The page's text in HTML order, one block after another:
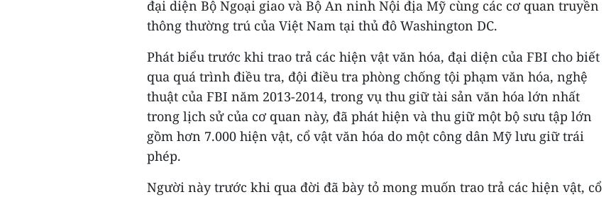
đại diện Bộ Ngoại giao và Bộ An ninh Nội địa Mỹ cùng các cơ quan truyền
thông thường trú của Việt Nam tại thủ đô Washington DC.
Phát biểu trước khi trao trả các hiện vật văn hóa, đại diện của FBI cho biết
qua quá trình điều tra, đội điều tra phòng chống tội phạm văn hóa, nghệ
thuật của FBI năm 2013-2014, trong vụ thu giữ tài sản văn hóa lớn nhất
trong lịch sử của cơ quan này, đã phát hiện và thu giữ một bộ sưu tập lớn
gồm hơn 7.000 hiện vật, cổ vật văn hóa do một công dân Mỹ lưu giữ trái
phép.
Người này trước khi qua đời đã bày tỏ mong muốn trao trả các hiện vật, cổ